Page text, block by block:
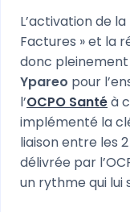
L’activation de la
Factures » et la
donc
Ypareo pour
l’OCPO Santéà
implémenté la
liaison entre les
délivrée par
un rythme qui lui